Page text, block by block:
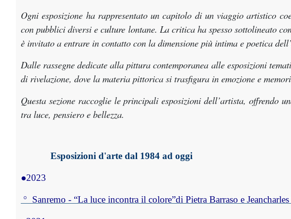
Ogni esposizione ha rappresentato un capitolo di un viaggio artistico
con pubblici diversi e culture lontane. La critica ha spesso sottolineato
è invitato a entrare in contatto con la dimensione più intima e poetica
Dalle rassegne dedicate alla pittura contemporanea alle esposizioni
di rivelazione, dove la materia pittorica si trasfigura in emozione e
Questa sezione raccoglie le principali esposizioni dell’artista, offrendo
tra luce, pensiero e bellezza.
Esposizioni d'arte dal 1984 ad oggi
●2023
° Sanremo - “La luce incontra il colore”di Pietra Barraso e